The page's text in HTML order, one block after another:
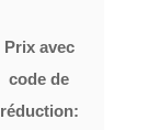
Prix avec
code de
réduction: